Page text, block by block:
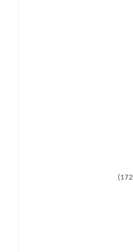
172